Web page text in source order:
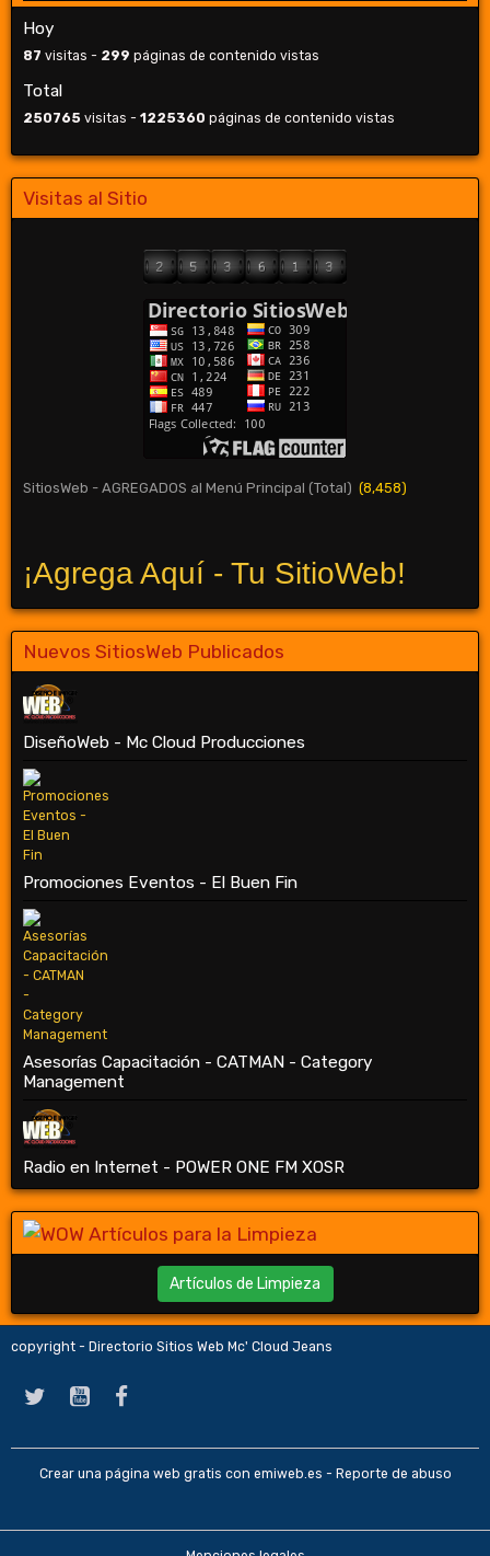
Hoy
87 visitas - 299 páginas de contenido vistas
Total
250765 visitas - 1225360 páginas de contenido vistas
Visitas al Sitio
SitiosWeb - AGREGADOS al Menú Principal (Total) (8,458)
¡Agrega Aquí - Tu SitioWeb!
Nuevos SitiosWeb Publicados
DiseñoWeb - Mc Cloud Producciones
Promociones Eventos - El Buen Fin
Asesorías Capacitación - CATMAN - Category
Management
Radio en Internet - POWER ONE FM XOSR
Artículos de Limpieza
copyright - Directorio Sitios Web Mc' Cloud Jeans
Crear una página web gratis con emiweb.es - Reporte de abuso